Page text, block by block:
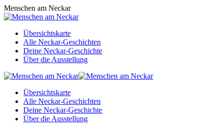
Zum
Inhalt
Menschen am Neckar
Übersichtskarte
Alle Neckar-Geschichten
Deine Neckar-Geschichte
Über die Ausstellung
Übersichtskarte
Alle Neckar-Geschichten
Deine Neckar-Geschichte
Über die Ausstellung